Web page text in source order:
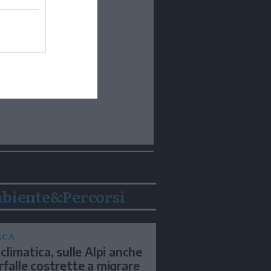
sulle Alpi anche
costrette a migrare